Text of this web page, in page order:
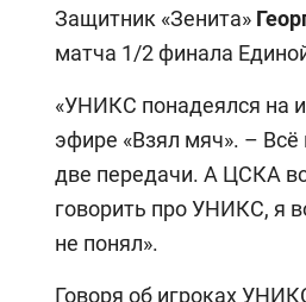
Защитник «Зенита»
матча 1/2 финала
«УНИКС понадеялся на
эфире «Взял мяч». –
две передачи. А ЦСКА
говорить про УНИКС, я
не понял».
Говоря об игроках